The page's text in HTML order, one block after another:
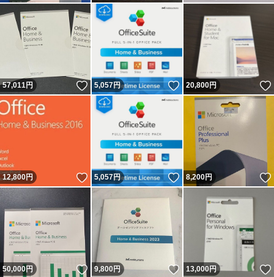
57,011円 いいね！
5,057円 いいね！
20,800円
12,800円 いいね！
5,057円 いいね！
8,200円
50,000円 いいね！
9,800円 いいね！
13,000円